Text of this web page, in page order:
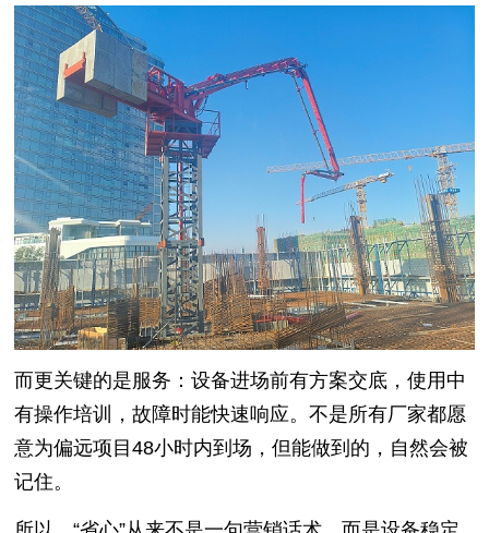
而更关键的是服务：设备进场前有方案交底，使用中
有操作培训，故障时能快速响应。不是所有厂家都愿
意为偏远项目48小时内到场，但能做到的，自然会被
记住。